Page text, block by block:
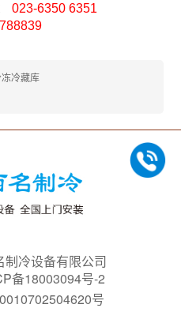
023-6350 6351
冷藏库
制冷设备有限公司
备18003094号-2
号